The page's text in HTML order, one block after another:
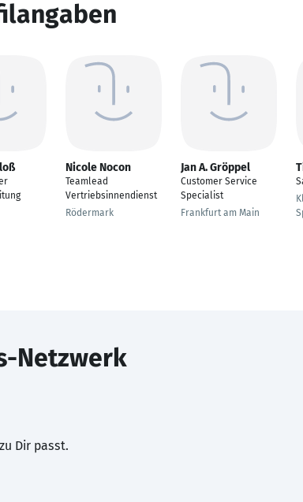
Nicole Nocon
Teamlead
Vertriebsinnendienst
Rödermark
Jan A. Gröppel
Customer Service
Specialist
Frankfurt am Main
Netzwerk
Dir passt.